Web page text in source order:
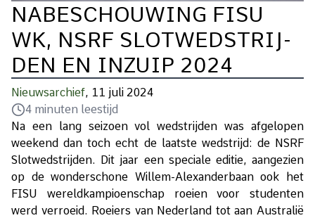
NA­BE­SCHOU­WING FISU
WK, NSRF SLOT­WED­STRIJ­
DEN EN IN­ZUIP 2024
Nieuwsarchief, 11 juli 2024
4 minuten leestijd
Na een lang sei­zoen vol wed­strij­den was af­ge­lo­pen
week­end dan toch echt de laat­ste wed­strijd: de NSRF
Slot­wed­strij­den. Dit jaar een spe­ci­a­le edi­tie, aan­ge­zien
op de won­der­scho­ne Wil­lem-Alexan­der­baan ook het
FISU we­reld­kam­pi­oen­schap roei­en voor stu­den­ten
werd ver­roeid. Roei­ers van Ne­der­land tot aan Au­stra­lië